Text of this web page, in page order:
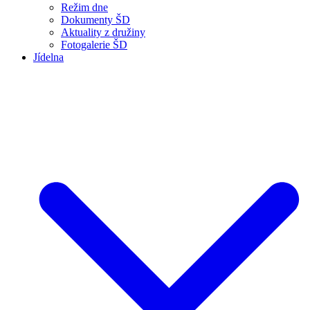
Režim dne
Dokumenty ŠD
Aktuality z družiny
Fotogalerie ŠD
Jídelna